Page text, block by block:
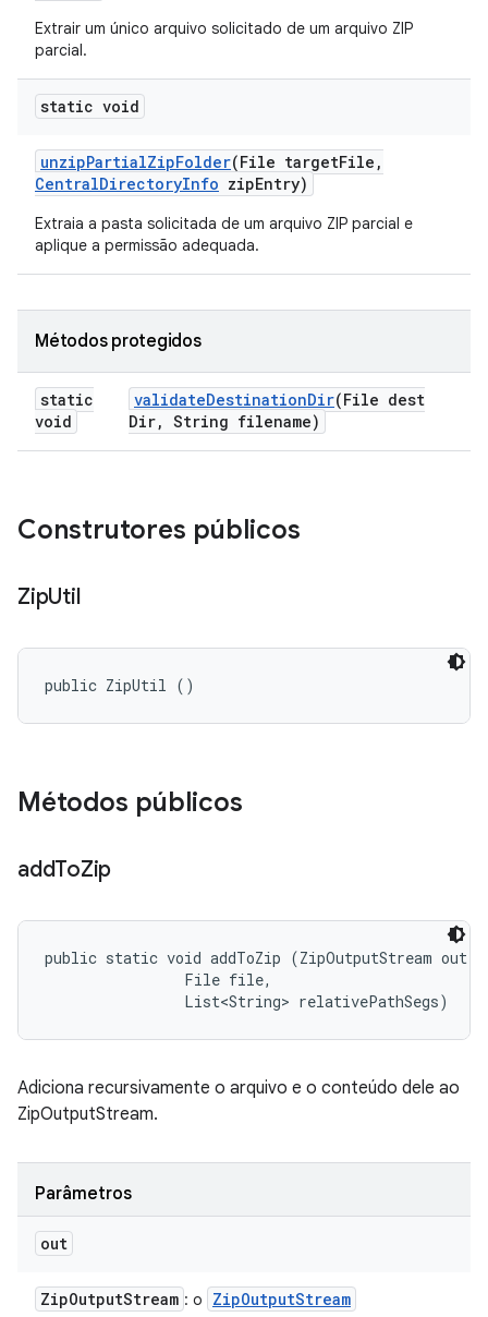
Extrair um único arquivo solicitado de um arquivo ZIP
parcial.
static void
unzipPartialZipFolder(File targetFile ,
CentralDirectoryInfo zipEntry)
Extraia a pasta solicitada de um arquivo ZIP parcial e
aplique a permissão adequada.
Métodos protegidos
static
void
validateDestinationDir(File dest
Dir, String filename)
Construtores públicos
ZipUtil
public ZipUtil ()
Métodos públicos
addToZip
public static void addToZip (ZipOutputStream out,
                File file,
                List<String> relativePathSegs)
Adiciona recursivamente o arquivo e o conteúdo dele ao
ZipOutputStream.
Parâmetros
out
ZipOutputStream : o ZipOutputStream